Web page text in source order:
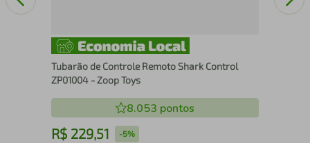
Tubarão de Controle Remoto Shark Control
ZP01004 - Zoop Toys
8.053 pontos
R$ 229,51 -5%